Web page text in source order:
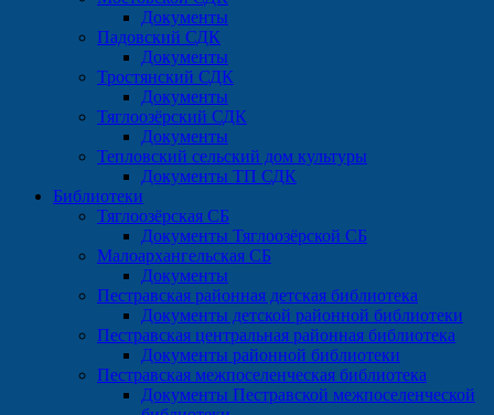
Документы
Падовский СДК
Документы
Тростянский СДК
Документы
Тяглоозёрский СДК
Документы
Тепловский сельский дом культуры
Документы ТП СДК
Библиотеки
Тяглоозёрская СБ
Документы Тяглоозёрской СБ
Малоархангельская СБ
Документы
Пестравская районная детская библиотека
Документы детской районной библиотеки
Пестравская центральная районная библиотека
Документы районной библиотеки
Пестравская межпоселенческая библиотека
Документы Пестравской межпоселенческой